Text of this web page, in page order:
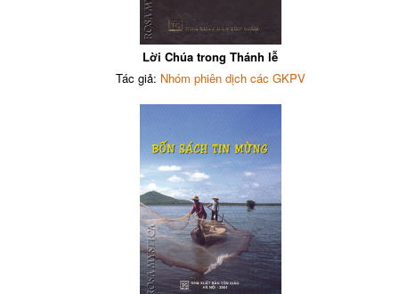
Lời Chúa trong Thánh lễ
Tác giả: Nhóm phiên dịch các GKPV